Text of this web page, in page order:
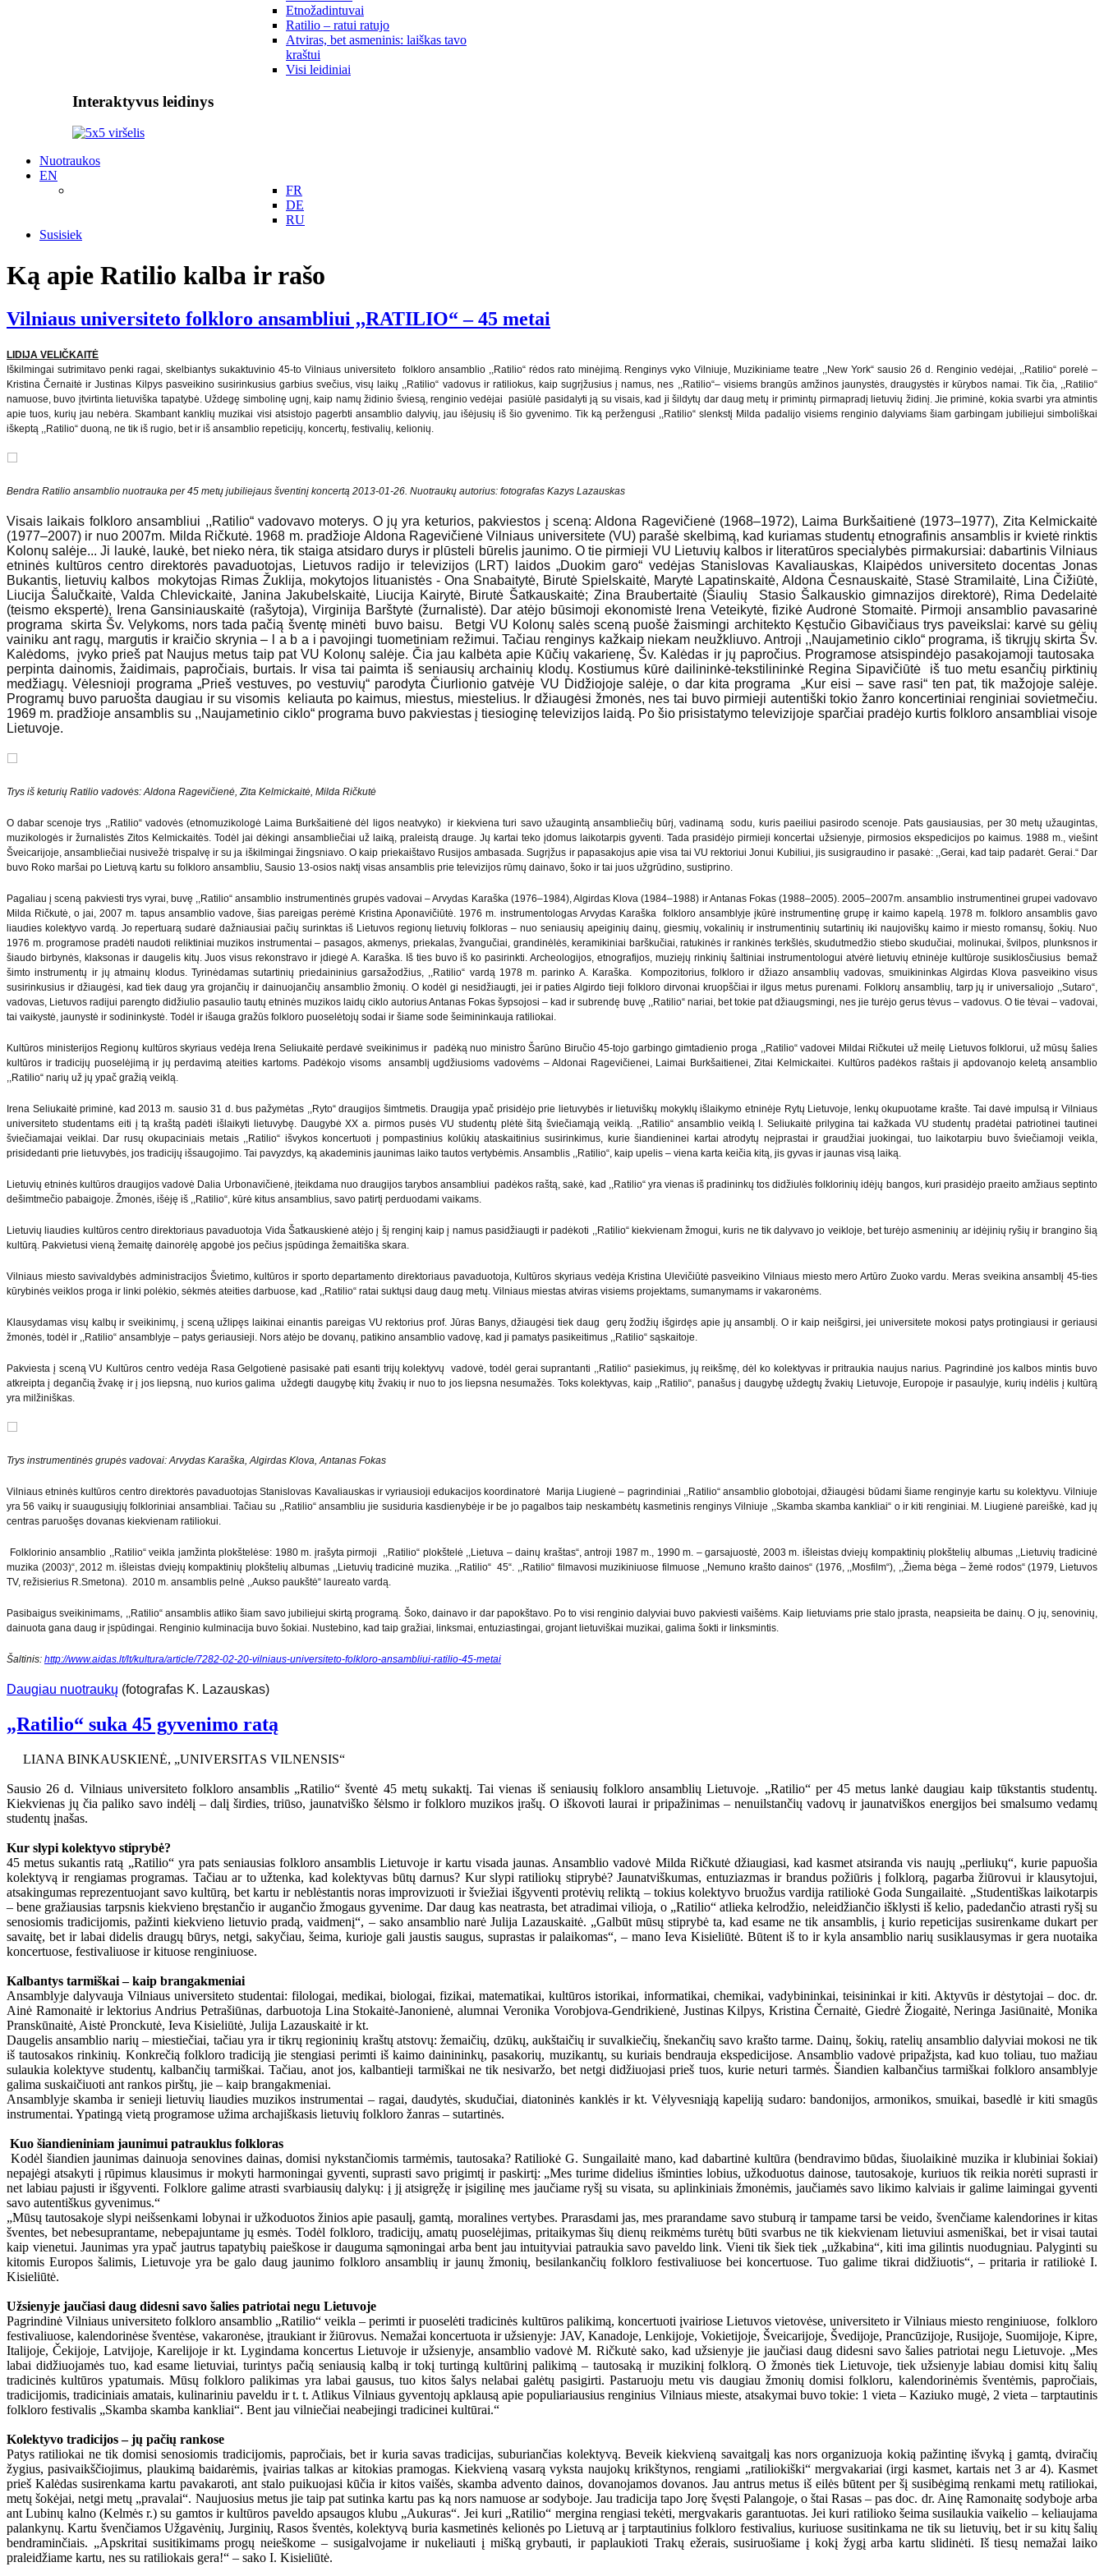
Etnožadintuvai
Ratilio – ratui ratujo
Atviras, bet asmeninis: laiškas tavo
kraštui
Visi leidiniai
Interaktyvus leidinys
Nuotraukos
EN
FR
DE
RU
Susisiek
Ką apie Ratilio kalba ir rašo
Vilniaus universiteto folkloro ansambliui ,,RATILIO“ – 45 metai
LIDIJA VELIČKAITĖ
Iškilmingai sutrimitavo penki ragai, skelbiantys sukaktuvinio 45-to Vilniaus universiteto folkloro ansamblio ,,Ratilio“ rėdos rato minėjimą. Renginys vyko Vilniuje, Muzikiniame teatre ,,New York“ sausio 26 d. Renginio vedėjai, ,,Ratilio“ porelė –
Kristina Černaitė ir Justinas Kilpys pasveikino susirinkusius garbius svečius, visų laikų ,,Ratilio“ vadovus ir ratiliokus, kaip sugrįžusius į namus, nes ,,Ratilio“– visiems brangūs amžinos jaunystės, draugystės ir kūrybos namai. Tik čia, ,,Ratilio“
namuose, buvo įtvirtinta lietuviška tapatybė. Uždegę simbolinę ugnį, kaip namų židinio šviesą, renginio vedėjai pasiūlė pasidalyti ją su visais, kad ji šildytų dar daug metų ir primintų pirmapradį lietuvių židinį. Jie priminė, kokia svarbi yra atmintis
apie tuos, kurių jau nebėra. Skambant kanklių muzikai visi atsistojo pagerbti ansamblio dalyvių, jau išėjusių iš šio gyvenimo. Tik ką peržengusi ,,Ratilio“ slenkstį Milda padalijo visiems renginio dalyviams šiam garbingam jubiliejui simboliškai
iškeptą ,,Ratilio“ duoną, ne tik iš rugio, bet ir iš ansamblio repeticijų, koncertų, festivalių, kelionių.
Bendra Ratilio ansamblio nuotrauka per 45 metų jubiliejaus šventinį koncertą 2013-01-26. Nuotraukų autorius: fotografas Kazys Lazauskas
Visais laikais folkloro ansambliui ,,Ratilio“ vadovavo moterys. O jų yra keturios, pakviestos į sceną: Aldona Ragevičienė (1968–1972), Laima Burkšaitienė (1973–1977), Zita Kelmickaitė
(1977–2007) ir nuo 2007m. Milda Ričkutė. 1968 m. pradžioje Aldona Ragevičienė Vilniaus universitete (VU) parašė skelbimą, kad kuriamas studentų etnografinis ansamblis ir kvietė rinktis
Kolonų salėje... Ji laukė, laukė, bet nieko nėra, tik staiga atsidaro durys ir plūsteli būrelis jaunimo. O tie pirmieji VU Lietuvių kalbos ir literatūros specialybės pirmakursiai: dabartinis Vilniaus
etninės kultūros centro direktorės pavaduotojas, Lietuvos radijo ir televizijos (LRT) laidos „Duokim garo“ vedėjas Stanislovas Kavaliauskas, Klaipėdos universiteto docentas Jonas
Bukantis, lietuvių kalbos mokytojas Rimas Žuklija, mokytojos lituanistės - Ona Snabaitytė, Birutė Spielskaitė, Marytė Lapatinskaitė, Aldona Česnauskaitė, Stasė Stramilaitė, Lina Čižiūtė,
Liucija Šalučkaitė, Valda Chlevickaitė, Janina Jakubelskaitė, Liucija Kairytė, Birutė Šatkauskaitė; Zina Braubertaitė (Šiaulių Stasio Šalkauskio gimnazijos direktorė), Rima Dedelaitė
(teismo ekspertė), Irena Gansiniauskaitė (rašytoja), Virginija Barštytė (žurnalistė). Dar atėjo būsimoji ekonomistė Irena Veteikytė, fizikė Audronė Stomaitė. Pirmoji ansamblio pavasarinė
programa skirta Šv. Velykoms, nors tada pačią šventę minėti buvo baisu. Betgi VU Kolonų salės sceną puošė žaismingi architekto Kęstučio Gibavičiaus trys paveikslai: karvė su gėlių
vainiku ant ragų, margutis ir kraičio skrynia – l a b a i pavojingi tuometiniam režimui. Tačiau renginys kažkaip niekam neužkliuvo. Antroji ,,Naujametinio ciklo“ programa, iš tikrųjų skirta Šv.
Kalėdoms, įvyko prieš pat Naujus metus taip pat VU Kolonų salėje. Čia jau kalbėta apie Kūčių vakarienę, Šv. Kalėdas ir jų papročius. Programose atsispindėjo pasakojamoji tautosaka
perpinta dainomis, žaidimais, papročiais, burtais. Ir visa tai paimta iš seniausių archainių klodų. Kostiumus kūrė dailininkė­-tekstilininkė Regina Sipavičiūtė iš tuo metu esančių pirktinių
medžiagų. Vėlesnioji programa „Prieš vestuves, po vestuvių“ parodyta Čiurlionio gatvėje VU Didžiojoje salėje, o dar kita programa „Kur eisi – save rasi“ ten pat, tik mažojoje salėje.
Programų buvo paruošta daugiau ir su visomis keliauta po kaimus, miestus, miestelius. Ir džiaugėsi žmonės, nes tai buvo pirmieji autentiški tokio žanro koncertiniai renginiai sovietmečiu.
1969 m. pradžioje ansamblis su ,,Naujametinio ciklo“ programa buvo pakviestas į tiesioginę televizijos laidą. Po šio prisistatymo televizijoje sparčiai pradėjo kurtis folkloro ansambliai visoje
Lietuvoje.
Trys iš keturių Ratilio vadovės: Aldona Ragevičienė, Zita Kelmickaitė, Milda Ričkutė
O dabar scenoje trys ,,Ratilio“ vadovės (etnomuzikologė Laima Burkšaitienė dėl ligos neatvyko) ir kiekviena turi savo užaugintą ansambliečių būrį, vadinamą sodu, kuris paeiliui pasirodo scenoje. Pats gausiausias, per 30 metų užaugintas,
muzikologės ir žurnalistės Zitos Kelmickaitės. Todėl jai dėkingi ansambliečiai už laiką, praleistą drauge. Jų kartai teko įdomus laikotarpis gyventi. Tada prasidėjo pirmieji koncertai užsienyje, pirmosios ekspedicijos po kaimus. 1988 m., viešint
Šveicarijoje, ansambliečiai nusivežė trispalvę ir su ja iškilmingai žingsniavo. O kaip priekaištavo Rusijos ambasada. Sugrįžus ir papasakojus apie visa tai VU rektoriui Jonui Kubiliui, jis susigraudino ir pasakė: ,,Gerai, kad taip padarėt. Gerai.“ Dar
buvo Roko maršai po Lietuvą kartu su folkloro ansambliu, Sausio 13-osios naktį visas ansamblis prie televizijos rūmų dainavo, šoko ir tai juos užgrūdino, sustiprino.
Pagaliau į sceną pakviesti trys vyrai, buvę ,,Ratilio“ ansamblio instrumentinės grupės vadovai – Arvydas Karaška (1976–1984), Algirdas Klova (1984–1988) ir Antanas Fokas (1988–2005). 2005–2007m. ansamblio instrumentinei grupei vadovavo
Milda Ričkutė, o jai, 2007 m. tapus ansamblio vadove, šias pareigas perėmė Kristina Aponavičiūtė. 1976 m. instrumentologas Arvydas Karaška folkloro ansamblyje įkūrė instrumentinę grupę ir kaimo kapelą. 1978 m. folkloro ansamblis gavo
liaudies kolektyvo vardą. Jo repertuarą sudarė dažniausiai pačių surinktas iš Lietuvos regionų lietuvių folkloras – nuo seniausių apeiginių dainų, giesmių, vokalinių ir instrumentinių sutartinių iki naujoviškų kaimo ir miesto romansų, šokių. Nuo
1976 m. programose pradėti naudoti reliktiniai muzikos instrumentai – pasagos, akmenys, priekalas, žvangučiai, grandinėlės, keramikiniai barškučiai, ratukinės ir rankinės terkšlės, skudutmedžio stiebo skudučiai, molinukai, švilpos, plunksnos ir
šiaudo birbynės, klaksonas ir daugelis kitų. Juos visus rekonstravo ir įdiegė A. Karaška. Iš ties buvo iš ko pasirinkti. Archeologijos, etnografijos, muziejų rinkinių šaltiniai instrumentologui atvėrė lietuvių etninėje kultūroje susiklosčiusius bemaž
šimto instrumentų ir jų atmainų klodus. Tyrinėdamas sutartinių priedaininius garsažodžius, ,,Ratilio“ vardą 1978 m. parinko A. Karaška. Kompozitorius, folkloro ir džiazo ansamblių vadovas, smuikininkas Algirdas Klova pasveikino visus
susirinkusius ir džiaugėsi, kad tiek daug yra grojančių ir dainuojančių ansamblio žmonių. O kodėl gi nesidžiaugti, jei ir paties Algirdo tieji folkloro dirvonai kruopščiai ir ilgus metus purenami. Folklorų ansamblių, tarp jų ir universaliojo ,,Sutaro“,
vadovas, Lietuvos radijui parengto didžiulio pasaulio tautų etninės muzikos laidų ciklo autorius Antanas Fokas šypsojosi – kad ir subrendę buvę ,,Ratilio“ nariai, bet tokie pat džiaugsmingi, nes jie turėjo gerus tėvus – vadovus. O tie tėvai – vadovai,
tai vaikystė, jaunystė ir sodininkystė. Todėl ir išauga gražūs folkloro puoselėtojų sodai ir šiame sode šeimininkauja ratiliokai.
Kultūros ministerijos Regionų kultūros skyriaus vedėja Irena Seliukaitė perdavė sveikinimus ir padėką nuo ministro Šarūno Biručio 45-tojo garbingo gimtadienio proga ,,Ratilio“ vadovei Mildai Ričkutei už meilę Lietuvos folklorui, už mūsų šalies
kultūros ir tradicijų puoselėjimą ir jų perdavimą ateities kartoms. Padėkojo visoms ansamblį ugdžiusioms vadovėms – Aldonai Ragevičienei, Laimai Burkšaitienei, Zitai Kelmickaitei. Kultūros padėkos raštais ji apdovanojo keletą ansamblio
,,Ratilio“ narių už jų ypač gražią veiklą.
Irena Seliukaitė priminė, kad 2013 m. sausio 31 d. bus pažymėtas ,,Ryto“ draugijos šimtmetis. Draugija ypač prisidėjo prie lietuvybės ir lietuviškų mokyklų išlaikymo etninėje Rytų Lietuvoje, lenkų okupuotame krašte. Tai davė impulsą ir Vilniaus
universiteto studentams eiti į tą kraštą padėti išlaikyti lietuvybę. Daugybė XX a. pirmos pusės VU studentų plėtė šitą šviečiamąją veiklą. ,,Ratilio“ ansamblio veiklą I. Seliukaitė prilygina tai kažkada VU studentų pradėtai patriotinei tautinei
šviečiamajai veiklai. Dar rusų okupaciniais metais ,,Ratilio“ išvykos koncertuoti į pompastinius kolūkių ataskaitinius susirinkimus, kurie šiandieninei kartai atrodytų neįprastai ir graudžiai juokingai, tuo laikotarpiu buvo šviečiamoji veikla,
prisidedanti prie lietuvybės, jos tradicijų išsaugojimo. Tai pavyzdys, ką akademinis jaunimas laiko tautos vertybėmis. Ansamblis ,,Ratilio“, kaip upelis – viena karta keičia kitą, jis gyvas ir jaunas visą laiką.
Lietuvių etninės kultūros draugijos vadovė Dalia Urbonavičienė, įteikdama nuo draugijos tarybos ansambliui padėkos raštą, sakė, kad ,,Ratilio“ yra vienas iš pradininkų tos didžiulės folklorinių idėjų bangos, kuri prasidėjo praeito amžiaus septinto
dešimtmečio pabaigoje. Žmonės, išėję iš ,,Ratilio“, kūrė kitus ansamblius, savo patirtį perduodami vaikams.
Lietuvių liaudies kultūros centro direktoriaus pavaduotoja Vida Šatkauskienė atėjo į šį renginį kaip į namus pasidžiaugti ir padėkoti ,,Ratilio“ kiekvienam žmogui, kuris ne tik dalyvavo jo veikloje, bet turėjo asmeninių ar idėjinių ryšių ir brangino šią
kultūrą. Pakvietusi vieną žemaitę dainorėlę apgobė jos pečius įspūdinga žemaitiška skara.
Vilniaus miesto savivaldybės administracijos Švietimo, kultūros ir sporto departamento direktoriaus pavaduotoja, Kultūros skyriaus vedėja Kristina Ulevičiūtė pasveikino Vilniaus miesto mero Artūro Zuoko vardu. Meras sveikina ansamblį 45-ties
kūrybinės veiklos proga ir linki polėkio, sėkmės ateities darbuose, kad ,,Ratilio“ ratai suktųsi daug daug metų. Vilniaus miestas atviras visiems projektams, sumanymams ir vakaronėms.
Klausydamas visų kalbų ir sveikinimų, į sceną užlipęs laikinai einantis pareigas VU rektorius prof. Jūras Banys, džiaugėsi tiek daug gerų žodžių išgirdęs apie jų ansamblį. O ir kaip neišgirsi, jei universitete mokosi patys protingiausi ir geriausi
žmonės, todėl ir ,,Ratilio“ ansamblyje – patys geriausieji. Nors atėjo be dovanų, patikino ansamblio vadovę, kad ji pamatys pasikeitimus ,,Ratilio“ sąskaitoje.
Pakviesta į sceną VU Kultūros centro vedėja Rasa Gelgotienė pasisakė pati esanti trijų kolektyvų vadovė, todėl gerai suprantanti ,,Ratilio“ pasiekimus, jų reikšmę, dėl ko kolektyvas ir pritraukia naujus narius. Pagrindinė jos kalbos mintis buvo
atkreipta į degančią žvakę ir į jos liepsną, nuo kurios galima uždegti daugybę kitų žvakių ir nuo to jos liepsna nesumažės. Toks kolektyvas, kaip ,,Ratilio“, panašus į daugybę uždegtų žvakių Lietuvoje, Europoje ir pasaulyje, kurių indėlis į kultūrą
yra milžiniškas.
Trys instrumentinės grupės vadovai: Arvydas Karaška, Algirdas Klova, Antanas Fokas
Vilniaus etninės kultūros centro direktorės pavaduotojas Stanislovas Kavaliauskas ir vyriausioji edukacijos koordinatorė Marija Liugienė – pagrindiniai ,,Ratilio“ ansamblio globotojai, džiaugėsi būdami šiame renginyje kartu su kolektyvu. Vilniuje
yra 56 vaikų ir suaugusiųjų folkloriniai ansambliai. Tačiau su ,,Ratilio“ ansambliu jie susiduria kasdienybėje ir be jo pagalbos taip neskambėtų kasmetinis renginys Vilniuje ,,Skamba skamba kankliai“ o ir kiti renginiai. M. Liugienė pareiškė, kad jų
centras paruošęs dovanas kiekvienam ratiliokui.
Folklorinio ansamblio ,,Ratilio“ veikla įamžinta plokštelėse: 1980 m. įrašyta pirmoji ,,Ratilio“ plokštelė ,,Lietuva – dainų kraštas“, antroji 1987 m., 1990 m. – garsajuostė, 2003 m. išleistas dviejų kompaktinių plokštelių albumas ,,Lietuvių tradicinė
muzika (2003)“, 2012 m. išleistas dviejų kompaktinių plokštelių albumas ,,Lietuvių tradicinė muzika. ,,Ratilio“ 45“. ,,Ratilio“ filmavosi muzikiniuose filmuose ,,Nemuno krašto dainos“ (1976, ,,Mosfilm“), ,,Žiema bėga – žemė rodos“ (1979, Lietuvos
TV, režisierius R.Smetona). 2010 m. ansamblis pelnė ,,Aukso paukštė“ laureato vardą.
Pasibaigus sveikinimams, ,,Ratilio“ ansamblis atliko šiam savo jubiliejui skirtą programą. Šoko, dainavo ir dar papokštavo. Po to visi renginio dalyviai buvo pakviesti vaišėms. Kaip lietuviams prie stalo įprasta, neapsieita be dainų. O jų, senovinių,
dainuota gana daug ir įspūdingai. Renginio kulminacija buvo šokiai. Nustebino, kad taip gražiai, linksmai, entuziastingai, grojant lietuviškai muzikai, galima šokti ir linksmintis.
Šaltinis: http://www.aidas.lt/lt/kultura/article/7282-02-20-vilniaus-universiteto-folkloro-ansambliui-ratilio-45-metai
Daugiau nuotraukų (fotografas K. Lazauskas)
„Ratilio“ suka 45 gyvenimo ratą
LIANA BINKAUSKIENĖ, „UNIVERSITAS VILNENSIS“
Sausio 26 d. Vilniaus universiteto folkloro ansamblis „Ratilio“ šventė 45 metų sukaktį. Tai vienas iš seniausių folkloro ansamblių Lietuvoje. „Ratilio“ per 45 metus lankė daugiau kaip tūkstantis studentų.
Kiekvienas jų čia paliko savo indėlį – dalį širdies, triūso, jaunatviško šėlsmo ir folkloro muzikos įrašų. O iškovoti laurai ir pripažinimas – nenuilstančių vadovų ir jaunatviškos energijos bei smalsumo vedamų
studentų įnašas.
Kur slypi kolektyvo stiprybė?
45 metus sukantis ratą „Ratilio“ yra pats seniausias folkloro ansamblis Lietuvoje ir kartu visada jaunas. Ansamblio vadovė Milda Ričkutė džiaugiasi, kad kasmet atsiranda vis naujų „perliukų“, kurie papuošia
kolektyvą ir rengiamas programas. Tačiau ar to užtenka, kad kolektyvas būtų darnus? Kur slypi ratiliokų stiprybė? Jaunatviškumas, entuziazmas ir brandus požiūris į folklorą, pagarba žiūrovui ir klausytojui,
atsakingumas reprezentuojant savo kultūrą, bet kartu ir neblėstantis noras improvizuoti ir šviežiai išgyventi protėvių reliktą – tokius kolektyvo bruožus vardija ratiliokė Goda Sungailaitė. „Studentiškas laikotarpis
– bene gražiausias tarpsnis kiekvieno bręstančio ir augančio žmogaus gyvenime. Dar daug kas neatrasta, bet atradimai vilioja, o „Ratilio“ atlieka kelrodžio, neleidžiančio išklysti iš kelio, padedančio atrasti ryšį su
senosiomis tradicijomis, pažinti kiekvieno lietuvio pradą, vaidmenį“, – sako ansamblio narė Julija Lazauskaitė. „Galbūt mūsų stiprybė ta, kad esame ne tik ansamblis, į kurio repeticijas susirenkame dukart per
savaitę, bet ir labai didelis draugų būrys, netgi, sakyčiau, šeima, kurioje gali jaustis saugus, suprastas ir palaikomas“, – mano Ieva Kisieliūtė. Būtent iš to ir kyla ansamblio narių susiklausymas ir gera nuotaika
koncertuose, festivaliuose ir kituose renginiuose.
Kalbantys tarmiškai – kaip brangakmeniai
Ansamblyje dalyvauja Vilniaus universiteto studentai: filologai, medikai, biologai, fizikai, matematikai, kultūros istorikai, informatikai, chemikai, vadybininkai, teisininkai ir kiti. Aktyvūs ir dėstytojai – doc. dr.
Ainė Ramonaitė ir lektorius Andrius Petrašiūnas, darbuotoja Lina Stokaitė-Janonienė, alumnai Veronika Vorobjova-Gendrikienė, Justinas Kilpys, Kristina Černaitė, Giedrė Žiogaitė, Neringa Jasiūnaitė, Monika
Pranskūnaitė, Aistė Pronckutė, Ieva Kisieliūtė, Julija Lazauskaitė ir kt.
Daugelis ansamblio narių – miestiečiai, tačiau yra ir tikrų regioninių kraštų atstovų: žemaičių, dzūkų, aukštaičių ir suvalkiečių, šnekančių savo krašto tarme. Dainų, šokių, ratelių ansamblio dalyviai mokosi ne tik
iš tautosakos rinkinių. Konkrečią folkloro tradiciją jie stengiasi perimti iš kaimo dainininkų, pasakorių, muzikantų, su kuriais bendrauja ekspedicijose. Ansamblio vadovė pripažįsta, kad kuo toliau, tuo mažiau
sulaukia kolektyve studentų, kalbančių tarmiškai. Tačiau, anot jos, kalbantieji tarmiškai ne tik nesivaržo, bet netgi didžiuojasi prieš tuos, kurie neturi tarmės. Šiandien kalbančius tarmiškai folkloro ansamblyje
galima suskaičiuoti ant rankos pirštų, jie – kaip brangakmeniai.
Ansamblyje skamba ir senieji lietuvių liaudies muzikos instrumentai – ragai, daudytės, skudučiai, diatoninės kanklės ir kt. Vėlyvesniąją kapeliją sudaro: bandonijos, armonikos, smuikai, basedlė ir kiti smagūs
instrumentai. Ypatingą vietą programose užima archajiškasis lietuvių folkloro žanras – sutartinės.
Kuo šiandieniniam jaunimui patrauklus folkloras
Kodėl šiandien jaunimas dainuoja senovines dainas, domisi nykstančiomis tarmėmis, tautosaka? Ratiliokė G. Sungailaitė mano, kad dabartinė kultūra (bendravimo būdas, šiuolaikinė muzika ir klubiniai šokiai)
nepajėgi atsakyti į rūpimus klausimus ir mokyti harmoningai gyventi, suprasti savo prigimtį ir paskirtį: „Mes turime didelius išminties lobius, užkoduotus dainose, tautosakoje, kuriuos tik reikia norėti suprasti ir
net labiau pajusti ir išgyventi. Folklore galime atrasti svarbiausių dalykų: į jį atsigręžę ir įsigilinę mes jaučiame ryšį su visata, su aplinkiniais žmonėmis, jaučiamės savo likimo kalviais ir galime laimingai gyventi
savo autentiškus gyvenimus.“
„Mūsų tautosakoje slypi neišsenkami lobynai ir užkoduotos žinios apie pasaulį, gamtą, moralines vertybes. Prarasdami jas, mes prarandame savo stuburą ir tampame tarsi be veido, švenčiame kalendorines ir kitas
šventes, bet nebesuprantame, nebepajuntame jų esmės. Todėl folkloro, tradicijų, amatų puoselėjimas, pritaikymas šių dienų reikmėms turėtų būti svarbus ne tik kiekvienam lietuviui asmeniškai, bet ir visai tautai
kaip vienetui. Jaunimas yra ypač jautrus tapatybių paieškose ir dauguma sąmoningai arba bent jau intuityviai patraukia savo paveldo link. Vieni tik šiek tiek „užkabina“, kiti ima gilintis nuodugniau. Palyginti su
kitomis Europos šalimis, Lietuvoje yra be galo daug jaunimo folkloro ansamblių ir jaunų žmonių, besilankančių folkloro festivaliuose bei koncertuose. Tuo galime tikrai didžiuotis“, – pritaria ir ratiliokė I.
Kisieliūtė.
Užsienyje jaučiasi daug didesni savo šalies patriotai negu Lietuvoje
Pagrindinė Vilniaus universiteto folkloro ansamblio „Ratilio“ veikla – perimti ir puoselėti tradicinės kultūros palikimą, koncertuoti įvairiose Lietuvos vietovėse, universiteto ir Vilniaus miesto renginiuose, folkloro
festivaliuose, kalendorinėse šventėse, vakaronėse, įtraukiant ir žiūrovus. Nemažai koncertuota ir užsienyje: JAV, Kanadoje, Lenkijoje, Vokietijoje, Šveicarijoje, Švedijoje, Prancūzijoje, Rusijoje, Suomijoje, Kipre,
Italijoje, Čekijoje, Latvijoje, Karelijoje ir kt. Lygindama koncertus Lietuvoje ir užsienyje, ansamblio vadovė M. Ričkutė sako, kad užsienyje jie jaučiasi daug didesni savo šalies patriotai negu Lietuvoje. „Mes
labai didžiuojamės tuo, kad esame lietuviai, turintys pačią seniausią kalbą ir tokį turtingą kultūrinį palikimą – tautosaką ir muzikinį folklorą. O žmonės tiek Lietuvoje, tiek užsienyje labiau domisi kitų šalių
tradicinės kultūros ypatumais. Mūsų folkloro palikimas yra labai gausus, tuo kitos šalys nelabai galėtų pasigirti. Pastaruoju metu vis daugiau žmonių domisi folkloru, kalendorinėmis šventėmis, papročiais,
tradicijomis, tradiciniais amatais, kulinariniu paveldu ir t. t. Atlikus Vilniaus gyventojų apklausą apie populiariausius renginius Vilniaus mieste, atsakymai buvo tokie: 1 vieta – Kaziuko mugė, 2 vieta – tarptautinis
folkloro festivalis „Skamba skamba kankliai“. Bent jau vilniečiai neabejingi tradicinei kultūrai.“
Kolektyvo tradicijos – jų pačių rankose
Patys ratiliokai ne tik domisi senosiomis tradicijomis, papročiais, bet ir kuria savas tradicijas, suburiančias kolektyvą. Beveik kiekvieną savaitgalį kas nors organizuoja kokią pažintinę išvyką į gamtą, dviračių
žygius, pasivaikščiojimus, plaukimą baidarėmis, įvairias talkas ar kitokias pramogas. Kiekvieną vasarą vyksta naujokų krikštynos, rengiami „ratiliokiški“ mergvakariai (irgi kasmet, kartais net 3 ar 4). Kasmet
prieš Kalėdas susirenkama kartu pavakaroti, ant stalo puikuojasi kūčia ir kitos vaišės, skamba advento dainos, dovanojamos dovanos. Jau antrus metus iš eilės būtent per šį susibėgimą renkami metų ratiliokai,
metų šokėjai, netgi metų „pravalai“. Naujuosius metus jie taip pat sutinka kartu pas ką nors namuose ar sodyboje. Jau tradicija tapo Jorę švęsti Palangoje, o štai Rasas – pas doc. dr. Ainę Ramonaitę sodyboje arba
ant Lubinų kalno (Kelmės r.) su gamtos ir kultūros paveldo apsaugos klubu „Aukuras“. Jei kuri „Ratilio“ mergina rengiasi tekėti, mergvakaris garantuotas. Jei kuri ratilioko šeima susilaukia vaikelio – keliaujama
palankynų. Kartu švenčiamos Užgavėnių, Jurginių, Rasos šventės, kolektyvą buria kasmetinės kelionės po Lietuvą ar į tarptautinius folkloro festivalius, kuriuose susitinkama ne tik su lietuvių, bet ir su kitų šalių
bendraminčiais. „Apskritai susitikimams progų neieškome – susigalvojame ir nukeliauti į mišką grybauti, ir paplaukioti Trakų ežerais, susiruošiame į kokį žygį arba kartu slidinėti. Iš tiesų nemažai laiko
praleidžiame kartu, nes su ratiliokais gera!“ – sako I. Kisieliūtė.